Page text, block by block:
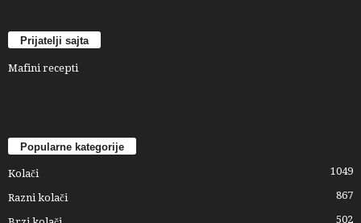
Prijatelji sajta
Mafini recepti
Popularne kategorije
Kolači 1049
Razni kolači 867
502